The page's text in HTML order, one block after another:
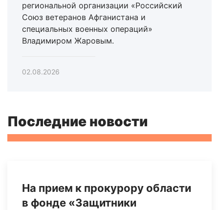
региональной организации «Российский
Союз ветеранов Афганистана и
специальных военных операций»
Владимиром Жаровым.
02.08.2026
Последние новости
На прием к прокурору области
в фонде «Защитники